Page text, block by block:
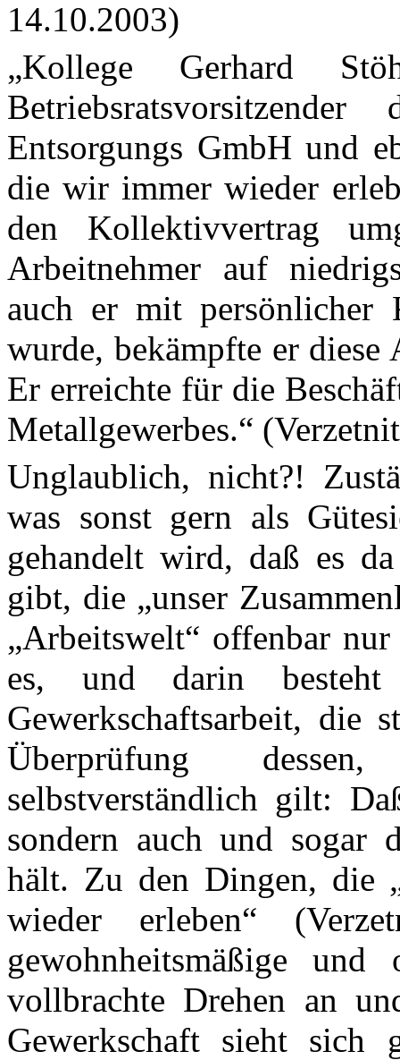
14.10.2003)
„Kollege Gerhard
Entsorgungs GmbH und
die wir immer wieder
den Kollektivvertrag
Arbeitnehmer auf
auch er mit persönlicher
wurde, bekämpfte er
Er erreichte für die
Metallgewerbes.“
Unglaublich, nicht?!
was sonst gern als
gehandelt wird, daß es
gibt, die „unser
„Arbeitswelt“ offenbar
es, und darin
Gewerkschaftsarbeit, die
Überprüfung
selbstverständlich gilt:
sondern auch und sogar
hält. Zu den Dingen, die
wieder erleben“
gewohnheitsmäßige und
vollbrachte Drehen an
Gewerkschaft sieht sich